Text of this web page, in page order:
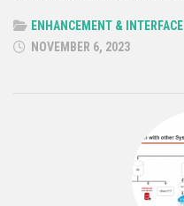
ENHANCEMENT & INTERFACE
NOVEMBER 6, 2023